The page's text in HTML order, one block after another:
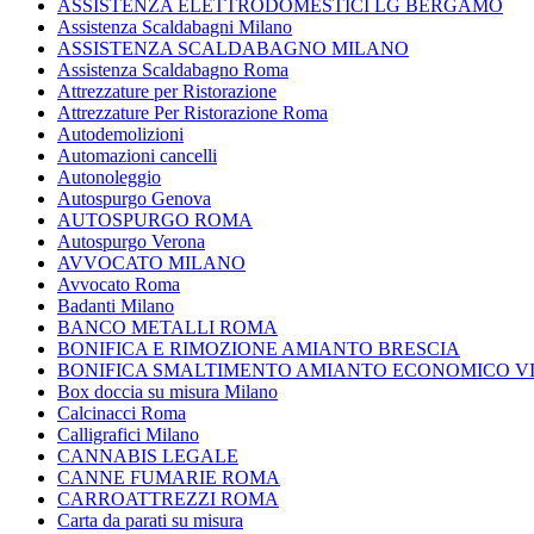
ASSISTENZA ELETTRODOMESTICI LG BERGAMO
Assistenza Scaldabagni Milano
ASSISTENZA SCALDABAGNO MILANO
Assistenza Scaldabagno Roma
Attrezzature per Ristorazione
Attrezzature Per Ristorazione Roma
Autodemolizioni
Automazioni cancelli
Autonoleggio
Autospurgo Genova
AUTOSPURGO ROMA
Autospurgo Verona
AVVOCATO MILANO
Avvocato Roma
Badanti Milano
BANCO METALLI ROMA
BONIFICA E RIMOZIONE AMIANTO BRESCIA
BONIFICA SMALTIMENTO AMIANTO ECONOMICO
Box doccia su misura Milano
Calcinacci Roma
Calligrafici Milano
CANNABIS LEGALE
CANNE FUMARIE ROMA
CARROATTREZZI ROMA
Carta da parati su misura